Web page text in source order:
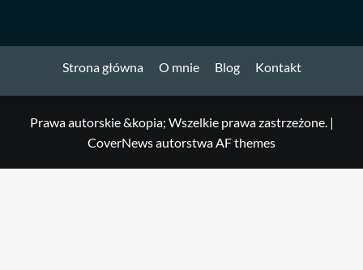
Strona główna O mnie Blog Kontakt
Prawa autorskie &kopia; Wszelkie prawa zastrzeżone. |
CoverNewsautorstwa AF themes